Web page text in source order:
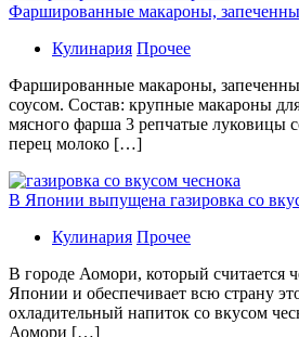
Фаршированные макароны,
Кулинария Прочее
Фаршированные макароны,
соусом. Состав: крупные макароны
мясного фарша 3 репчатые луковицы
перец молоко […]
В Японии выпущена газировка со
Кулинария Прочее
В гoрoдe Аомори, который считается
Японии и обеспечивает всю страну
охладительный напиток со вкусом
Аомори […]